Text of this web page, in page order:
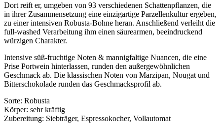
Dort reift er, umgeben von 93 verschiedenen Schattenpflanzen, die
in ihrer Zusammensetzung eine einzigartige Parzellenkultur ergeben,
zu einer intensiven Robusta-Bohne heran. Anschließend verleiht die
full-washed Verarbeitung ihm einen säurearmen, beeindruckend
würzigen Charakter.
Intensive süß-fruchtige Noten & mannigfaltige Nuancen, die eine
Prise Portwein hinterlassen, runden den außergewöhnlichen
Geschmack ab. Die klassischen Noten von Marzipan, Nougat und
Bitterschokolade runden das Geschmacksprofil ab.
Sorte: Robusta
Körper: sehr kräftig
Zubereitung: Siebträger, Espressokocher, Vollautomat